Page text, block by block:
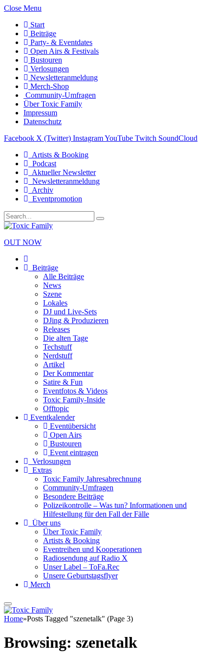
Close Menu
Start
Beiträge
Party- & Eventdates
Open Airs & Festivals
Bustouren
Verlosungen
Newsletteranmeldung
Merch-Shop
Community-Umfragen
Über Toxic Family
Impressum
Datenschutz
Facebook X (Twitter) InstagramYouTube Twitch SoundCloud
Artists & Booking
Podcast
Aktueller Newsletter
Newsletteranmeldung
Archiv
Eventpromotion
OUT NOW
Beiträge
Alle Beiträge
News
Szene
Lokales
DJ und Live-Sets
DJing & Produzieren
Releases
Die alten Tage
Techstuff
Nerdstuff
Artikel
Der Kommentar
Satire & Fun
Eventfotos & Videos
Toxic Family-Inside
Offtopic
Eventkalender
Eventübersicht
Open Airs
Bustouren
Event eintragen
Verlosungen
Extras
Toxic Family Jahresabrechnung
Community-Umfragen
Besondere Beiträge
Polizeikontrolle – Was tun? Informationen und
Hilfestellung für den Fall der Fälle
Über uns
Über Toxic Family
Artists & Booking
Eventreihen und Kooperationen
Radiosendung auf Radio X
Unser Label – ToFa.Rec
Unsere Geburtstagsflyer
Merch
Home»Posts Tagged "szenetalk" (Page 3)
Browsing: szenetalk